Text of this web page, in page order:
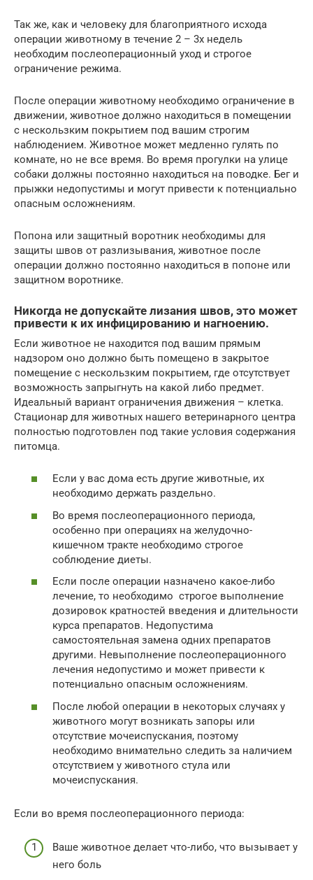
Так же, как и человеку для благоприятного исхода
операции животному в течение 2 – 3х недель
необходим послеоперационный уход и строгое
ограничение режима.
После операции животному необходимо ограничение в
движении, животное должно находиться в помещении
с нескользким покрытием под вашим строгим
наблюдением. Животное может медленно гулять по
комнате, но не все время. Во время прогулки на улице
собаки должны постоянно находиться на поводке. Бег и
прыжки недопустимы и могут привести к потенциально
опасным осложнениям.
Попона или защитный воротник необходимы для
защиты швов от разлизывания, животное после
операции должно постоянно находиться в попоне или
защитном воротнике.
Никогда не допускайте лизания швов, это может
привести к их инфицированию и нагноению.
Если животное не находится под вашим прямым
надзором оно должно быть помещено в закрытое
помещение с нескользким покрытием, где отсутствует
возможность запрыгнуть на какой либо предмет.
Идеальный вариант ограничения движения – клетка.
Стационар для животных нашего ветеринарного центра
полностью подготовлен под такие условия содержания
питомца.
Если у вас дома есть другие животные, их
необходимо держать раздельно.
Во время послеоперационного периода,
особенно при операциях на желудочно-
кишечном тракте необходимо строгое
соблюдение диеты.
Если после операции назначено какое-либо
лечение, то необходимо строгое выполнение
дозировок кратностей введения и длительности
курса препаратов. Недопустима
самостоятельная замена одних препаратов
другими. Невыполнение послеоперационного
лечения недопустимо и может привести к
потенциально опасным осложнениям.
После любой операции в некоторых случаях у
животного могут возникать запоры или
отсутствие мочеиспускания, поэтому
необходимо внимательно следить за наличием
отсутствием у животного стула или
мочеиспускания.
Если во время послеоперационного периода:
Ваше животное делает что-либо, что вызывает у
него боль